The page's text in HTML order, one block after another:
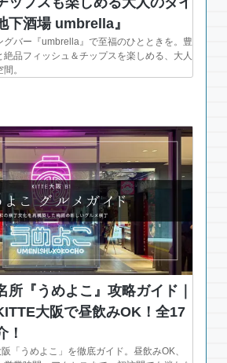
下酒場 umbrella』
グバー『umbrella』で至福のひとときを。豊
品フィッシュ＆チップスを楽しめる、大人
。
所『うめよこ』攻略ガイド｜
大阪で昼飲みOK！全17
！
「うめよこ」を徹底ガイド。昼飲みOK、